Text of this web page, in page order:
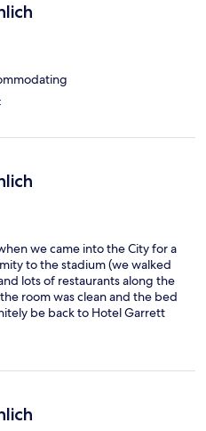
we came into the City for a
to the stadium (we walked
lots of restaurants along the
room was clean and the bed
be back to Hotel Garrett